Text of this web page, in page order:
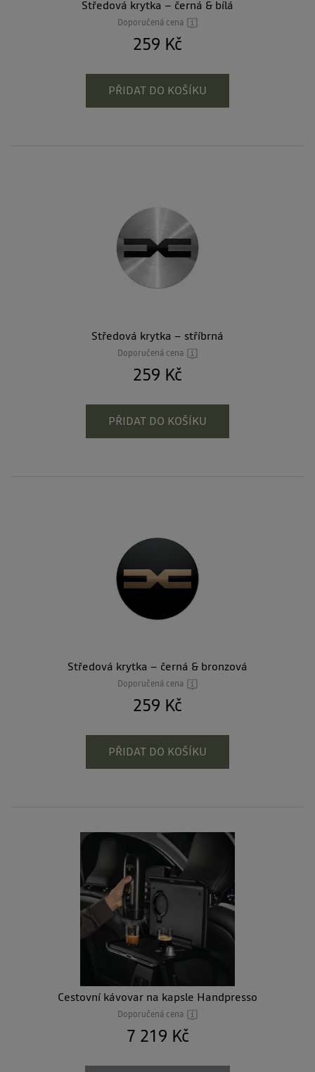
Středová krytka – černá & bílá
Doporučená cena
259 Kč
PŘIDAT DO KOŠÍKU
Středová krytka – stříbrná
Doporučená cena
259 Kč
PŘIDAT DO KOŠÍKU
Středová krytka – černá & bronzová
Doporučená cena
259 Kč
PŘIDAT DO KOŠÍKU
Cestovní kávovar na kapsle Handpresso
Doporučená cena
7 219 Kč